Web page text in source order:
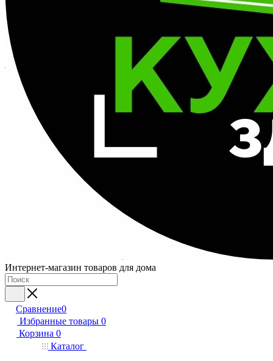
Интернет-магазин товаров для дома
Сравнение0
Избранные товары 0
Корзина 0
Каталог